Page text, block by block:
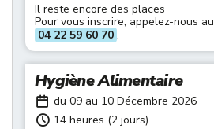
Il reste encore des places
Pour vous inscrire, appelez-nous au
04 22 59 60 70 .
Hygiène Alimentaire
du 09 au 10 Décembre 2026
14 heures (2 jours)